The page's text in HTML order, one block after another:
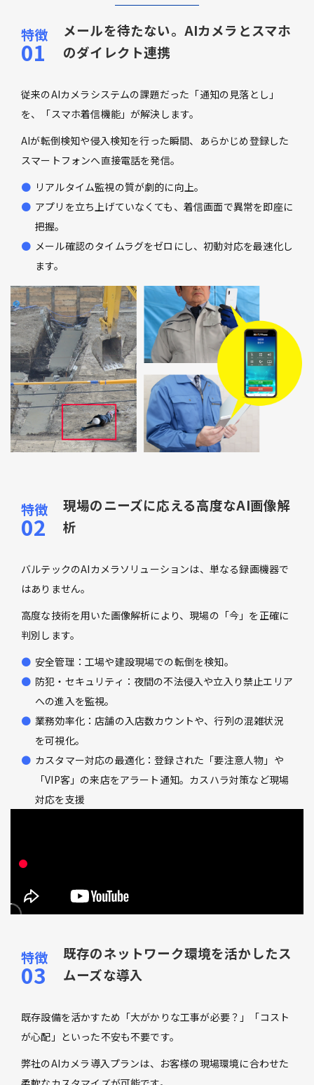
メールを待たない。AIカメラとスマホ
のダイレクト連携
従来のAIカメラシステムの課題だった「通知の見落とし」
を、「スマホ着信機能」が解決します。
AIが転倒検知や侵入検知を行った瞬間、あらかじめ登録した
スマートフォンへ直接電話を発信。
リアルタイム監視の質が劇的に向上。
アプリを立ち上げていなくても、着信画面で異常を即座に
把握。
メール確認のタイムラグをゼロにし、初動対応を最速化し
ます。
現場のニーズに応える高度なAI画像解
析
バルテックのAIカメラソリューションは、単なる録画機器で
はありません。
高度な技術を用いた画像解析により、現場の「今」を正確に
判別します。
安全管理：工場や建設現場での転倒を検知。
防犯・セキュリティ：夜間の不法侵入や立入り禁止エリア
への進入を監視。
業務効率化：店舗の入店数カウントや、行列の混雑状況
を可視化。
カスタマー対応の最適化：登録された「要注意人物」や
「VIP客」の来店をアラート通知。カスハラ対策など現場
対応を支援
既存のネットワーク環境を活かしたス
ムーズな導入
既存設備を活かすため「大がかりな工事が必要？」「コスト
が心配」といった不安も不要です。
弊社のAIカメラ導入プランは、お客様の現場環境に合わせた